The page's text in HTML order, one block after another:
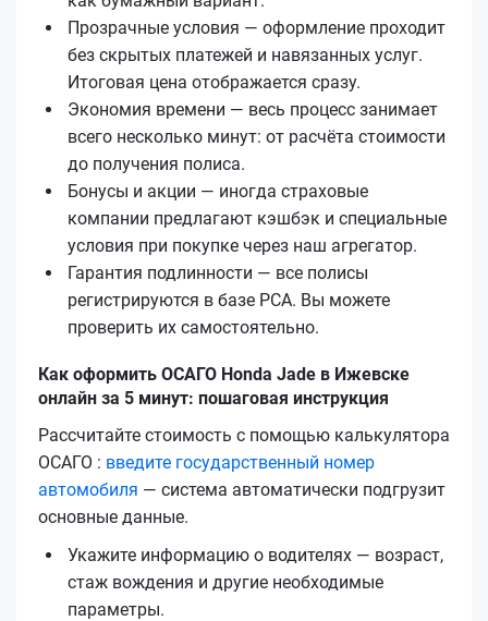
Прозрачные условия — оформление проходит
без скрытых платежей и навязанных услуг.
Итоговая цена отображается сразу.
Экономия времени — весь процесс занимает
всего несколько минут: от расчёта стоимости
до получения полиса.
Бонусы и акции — иногда страховые
компании предлагают кэшбэк и специальные
условия при покупке через наш агрегатор.
Гарантия подлинности — все полисы
регистрируются в базе РСА. Вы можете
проверить их самостоятельно.
Как оформить ОСАГО Honda Jade в Ижевске
онлайн за 5 минут: пошаговая инструкция
Рассчитайте стоимость с помощью калькулятора
ОСАГО : введите государственный номер
автомобиля — система автоматически подгрузит
основные данные.
Укажите информацию о водителях — возраст,
стаж вождения и другие необходимые
параметры.